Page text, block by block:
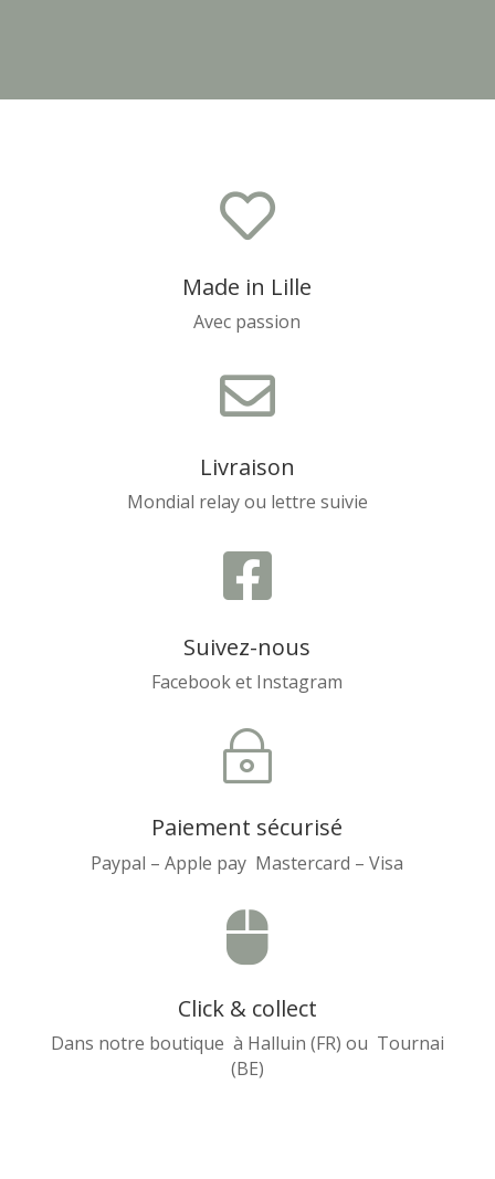

Made in Lille
Avec passion

Livraison
Mondial relay ou lettre suivie

Suivez-nous
Facebook et Instagram
~
Paiement sécurisé
Paypal – Apple pay Mastercard – Visa

Click & collect
Dans notre boutique à Halluin (FR) ou Tournai
(BE)